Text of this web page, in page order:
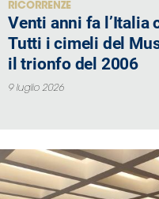
Assicurazione
Social media
RICORRENZE
Venti anni fa l’Italia
Tutti i cimeli del
il trionfo del 2006
9 luglio 2026